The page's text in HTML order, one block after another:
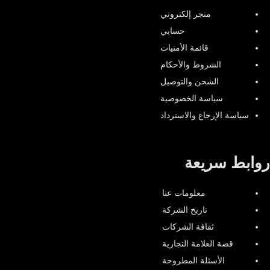
متجر إلكتروني
حسابي
قائمة الأمنيات
الشروط والأحكام
الشحن والتوصيل
سياسة الخصوصية
سياسة الإرجاع والاسترداد
روابط سريعة
معلومات عنا
تاريخ الشركة
ثقافة الشركات
قصة العلامة التجارية
الأسئلة المطروحة